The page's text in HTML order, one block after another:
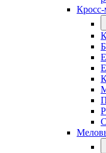
Кросс-